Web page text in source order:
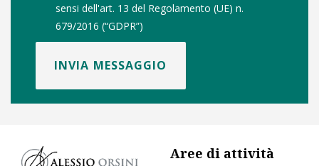
sensi dell'art. 13 del Regolamento (UE) n.
679/2016 (“GDPR”)
INVIA MESSAGGIO
Aree di attività